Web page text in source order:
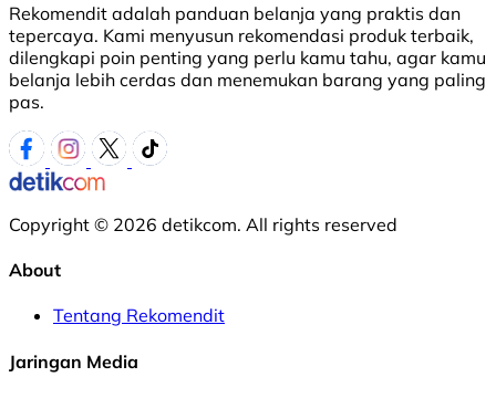
Rekomendit adalah panduan belanja yang praktis dan
tepercaya. Kami menyusun rekomendasi produk terbaik,
dilengkapi poin penting yang perlu kamu tahu, agar kamu
belanja lebih cerdas dan menemukan barang yang paling
pas.
Copyright © 2026 detikcom. All rights reserved
About
Tentang Rekomendit
Jaringan Media